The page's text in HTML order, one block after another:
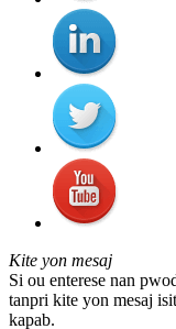
Kite yon mesaj
Si ou enterese nan
tanpri kite yon mesaj
kapab.